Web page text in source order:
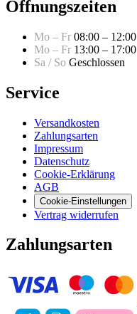
Öffnungszeiten
Mo – Fr 08:00 – 12:00
Mo – Fr 13:00 – 17:00
Sa / So Geschlossen
Service
Versandkosten
Zahlungsarten
Impressum
Datenschutz
Cookie-Erklärung
AGB
Cookie-Einstellungen
Vertrag widerrufen
Zahlungsarten